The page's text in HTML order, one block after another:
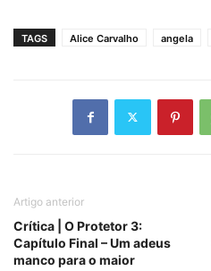
TAGS Alice Carvalho angela
Artigo anterior
Crítica | O Protetor 3:
Capítulo Final – Um adeus
manco para o maior